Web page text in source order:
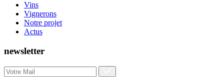
Vins
Vignerons
Notre projet
Actus
newsletter